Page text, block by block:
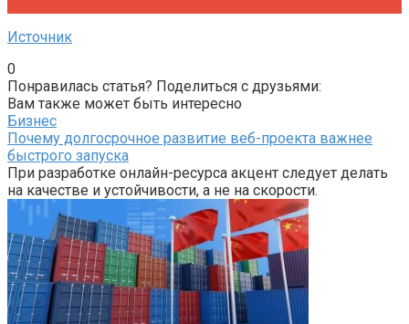
Источник
0
Понравилась статья? Поделиться с друзьями:
Вам также может быть интересно
Бизнес
Почему долгосрочное развитие веб-проекта важнее
быстрого запуска
При разработке онлайн-ресурса акцент следует делать
на качестве и устойчивости, а не на скорости.